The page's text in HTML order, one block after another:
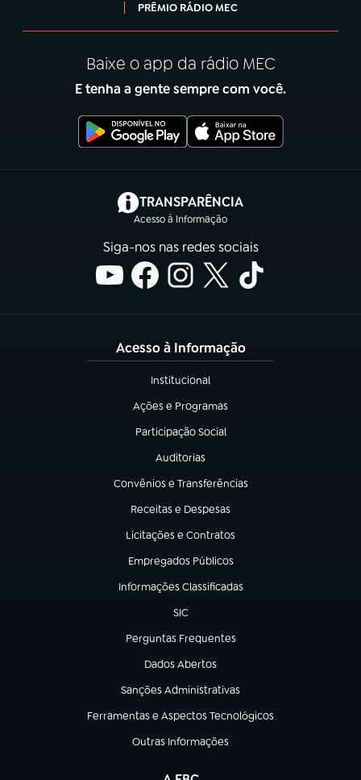
PRÊMIO RÁDIO MEC
Baixe o app da rádio MEC
E tenha a gente sempre com você.
TRANSPARÊNCIA
Acesso à Informação
(abre em nova aba)
Siga-nos nas redes sociais
Acesso à Informação
Institucional
(abre em nova aba)
Ações e Programas
(abre em nova aba)
Participação Social
(abre em nova aba)
Auditorias
(abre em nova aba)
Convênios e Transferências
(abre em nova aba)
Receitas e Despesas
(abre em nova aba)
Licitações e Contratos
(abre em nova aba)
Empregados Públicos
(abre em nova aba)
Informações Classificadas
(abre em nova aba)
SIC
(abre em nova aba)
Perguntas Frequentes
(abre em nova aba)
Dados Abertos
(abre em nova aba)
Sanções Administrativas
(abre em nova aba)
Ferramentas e Aspectos Tecnológicos
(abre em nova aba)
Outras Informações
(abre em nova aba)